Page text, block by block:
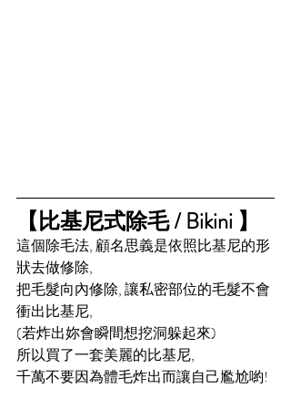
【比基尼式除毛 / Bikini 】
這個除毛法, 顧名思義是依照比基尼的形
狀去做修除,
把毛髮向內修除, 讓私密部位的毛髮不會
衝出比基尼,
(若炸出妳會瞬間想挖洞躲起來)
所以買了一套美麗的比基尼,
千萬不要因為體毛炸出而讓自己尷尬喲!